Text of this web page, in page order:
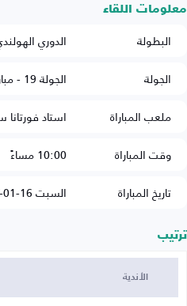
معلومات اللقاء
البطولة
الدوري
الجولة
الجولة 19 - مباراة الإياب
ملعب المباراة
استاد فورتانا
وقت المباراة
10:00 مساءً
تاريخ المباراة
السبت 16-01-2027
ترتيب
الأندية